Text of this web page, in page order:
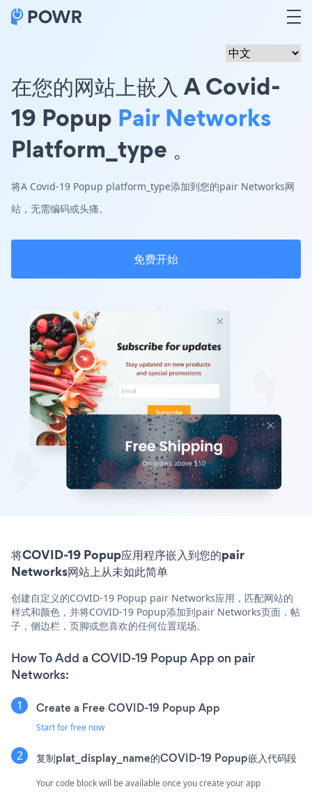
在您的网站上嵌入 A Covid-
19 Popup Pair Networks
Platform_type 。
将A Covid-19 Popup platform_type添加到您的pair Networks网
站，无需编码或头痛。
免费开始
将COVID-19 Popup应用程序嵌入到您的pair
Networks网站上从未如此简单
创建自定义的COVID-19 Popup pair Networks应用，匹配网站的
样式和颜色，并将COVID-19 Popup添加到pair Networks页面，帖
子，侧边栏，页脚或您喜欢的任何位置现场。
How To Add a COVID-19 Popup App on pair
Networks:
Create a Free COVID-19 Popup App
Start for free now
复制plat_display_name的COVID-19 Popup嵌入代码段
Your code block will be available once you create your app